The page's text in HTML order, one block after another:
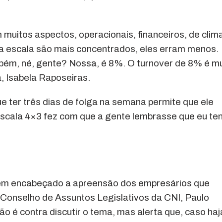
aspectos, operacionais, financeiros, de
escala são mais concentrados, eles erram menos.
né, gente? Nossa, é 8%. O turnover de 8% é
Isabela Raposeiras.
ter três dias de folga na semana permite que ele
4×3 fez com que a gente lembrasse que eu
encabeçado a apreensão dos empresários que
de Assuntos Legislativos da CNI, Paulo
é contra discutir o tema, mas alerta que, caso